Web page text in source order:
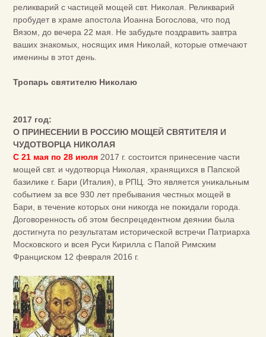
реликварий с частицей мощей свт. Николая. Реликварий
пробудет в храме апостола Иоанна Богослова, что под
Вязом, до вечера 22 мая. Не забудьте поздравить завтра
ваших знакомых, носящих имя Николай, которые отмечают
именины в этот день.
Тропарь святителю Николаю
2017 год:
О ПРИНЕСЕНИИ В РОССИЮ МОЩЕЙ СВЯТИТЕЛЯ И
ЧУДОТВОРЦА НИКОЛАЯ
C 21 мая по 28 июля 2017 г. состоится принесение части
мощей свт. и чудотворца Николая, хранящихся в Папской
базилике г. Бари (Италия), в РПЦ. Это является уникальным
событием за все 930 лет пребывания честных мощей в
Бари, в течение которых они никогда не покидали города.
Договоренность об этом беспрецедентном деянии была
достигнута по результатам исторической встречи Патриарха
Московского и всея Руси Кирилла с Папой Римским
Франциском 12 февраля 2016 г.